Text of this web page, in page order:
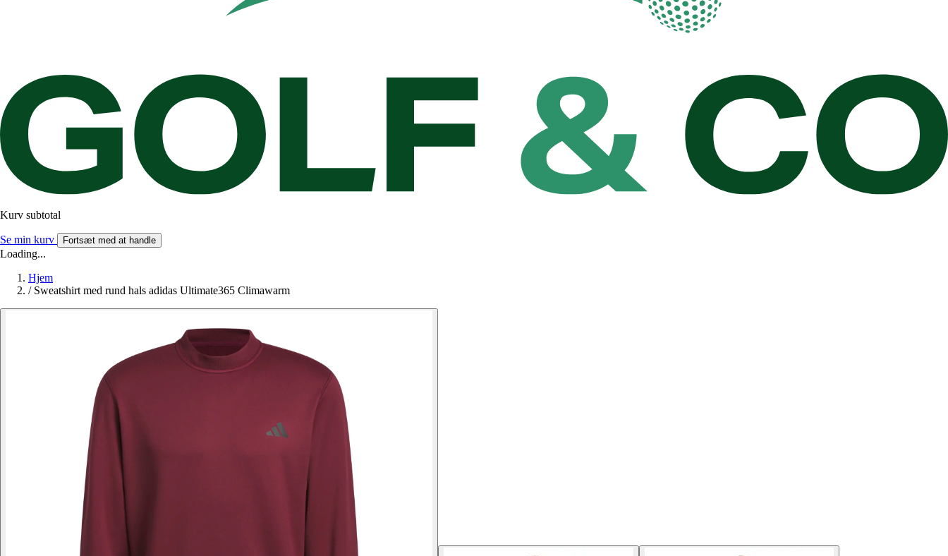
Kurv subtotal
Se min kurv Fortsæt med at handle
Loading...
Hjem
/ Sweatshirt med rund hals adidas Ultimate365 Climawarm